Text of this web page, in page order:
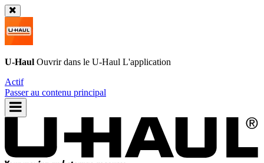
U-Haul Ouvrir dans le U-Haul L'application
Actif
Passer au contenu principal